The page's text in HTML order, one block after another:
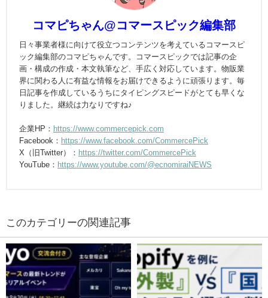
コマピちゃん@コマースピック編集部
日々事業者様に向けて役立つコンテンツを考えているコマースピ
ック編集部のコマピちゃんです。コマースピックでは記事の企
画・構成の作成・本文執筆など、手広く対応しています。物販業
界に関わる人に有益な情報をお届けできるように頑張ります。毎
日記事を作成しているうちにタイピングスピードがとても早くな
りました。継続は力なりですね♪
企業HP： https://www.commercepick.com
Facebook： https://www.facebook.com/CommercePick
X（旧Twitter）： https://twitter.com/CommercePick
YouTube： https://www.youtube.com/@ecnomiraiNEWS
の関連記事